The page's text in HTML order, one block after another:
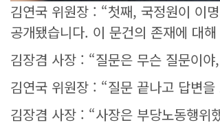
김연국 위원장 : “첫째, 국정원이 이
공개됐습니다. 이 문건의 존재에 대
김장겸 사장 : “질문은 무슨 질문이
김연국 위원장 : “질문 끝나고 답변
김장겸 사장 : “사장은 부당노동행위